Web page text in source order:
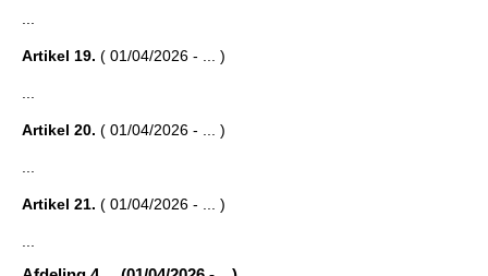
...
Artikel 19. ( 01/04/2026 - ... )
...
Artikel 20. ( 01/04/2026 - ... )
...
Artikel 21. ( 01/04/2026 - ... )
...